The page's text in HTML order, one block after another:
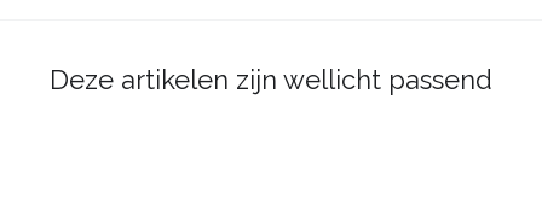
Deze artikelen zijn wellicht passend